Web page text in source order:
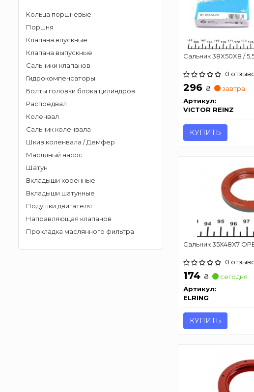
Кольца поршневые
Поршня
Клапана впускные
Клапана выпускные
Сальники клапанов
Гидрокомпенсаторы
Болты головки блока цилиндров
Распредвал
Коленвал
Сальник коленвала
Шкив коленвала / Демфер
Масляный насос
Шатун
Вкладыши коренные
Вкладыши шатунные
Подушки двигателя
Направляющая клапанов
Прокладка маслянного фильтра
Сальник 38X50X8 / 5,5
0
296 ₴
завтра
Артикул:
VICTOR REINZ
КУПИТЬ
Сальник 35X48X7
0
174 ₴
сегодня
Артикул:
ELRING
КУПИТЬ